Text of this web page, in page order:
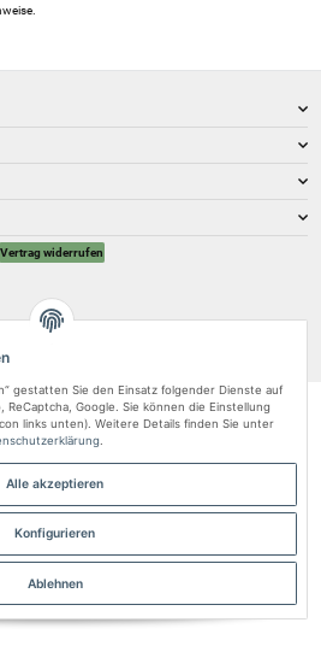
Vertrag widerrufen
USt. & versandkostenfrei.
Template
gestatten Sie den Einsatz folgender Dienste auf
ReCaptcha, Google. Sie können die Einstellung
links unten). Weitere Details finden Sie unter
Alle akzeptieren
Konfigurieren
Ablehnen